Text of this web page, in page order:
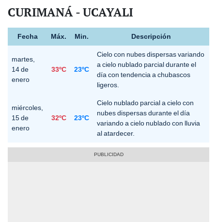
CURIMANÁ - UCAYALI
Fecha Máx. Min. Descripción
martes,
14 de
enero
33ºC 23ºC
Cielo con nubes dispersas variando
a cielo nublado parcial durante el
día con tendencia a chubascos
ligeros.
miércoles,
15 de
enero
32ºC 23ºC
Cielo nublado parcial a cielo con
nubes dispersas durante el día
variando a cielo nublado con lluvia
al atardecer.